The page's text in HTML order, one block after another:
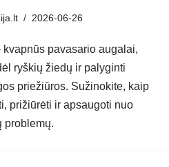
2026-06-26
kvapnūs pavasario augalai,
ryškių žiedų ir palyginti
priežiūros. Sužinokite, kaip
prižiūrėti ir apsaugoti nuo
problemų.